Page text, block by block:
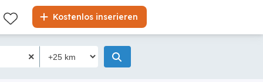
Kostenlos inserieren